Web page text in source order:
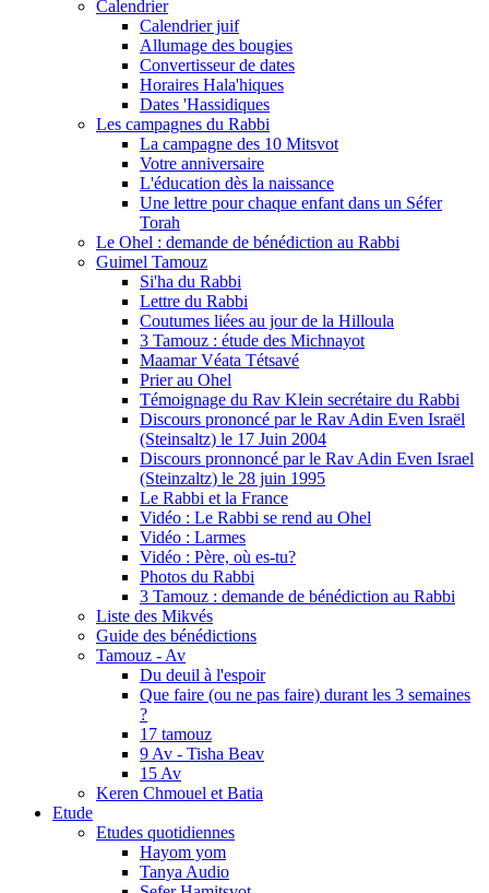
Calendrier
Calendrier juif
Allumage des bougies
Convertisseur de dates
Horaires Hala'hiques
Dates 'Hassidiques
Les campagnes du Rabbi
La campagne des 10 Mitsvot
Votre anniversaire
L'éducation dès la naissance
Une lettre pour chaque enfant dans un Séfer
Torah
Le Ohel : demande de bénédiction au Rabbi
Guimel Tamouz
Si'ha du Rabbi
Lettre du Rabbi
Coutumes liées au jour de la Hilloula
3 Tamouz : étude des Michnayot
Maamar Véata Tétsavé
Prier au Ohel
Témoignage du Rav Klein secrétaire du Rabbi
Discours prononcé par le Rav Adin Even Israël
(Steinsaltz) le 17 Juin 2004
Discours pronnoncé par le Rav Adin Even Israel
(Steinzaltz) le 28 juin 1995
Le Rabbi et la France
Vidéo : Le Rabbi se rend au Ohel
Vidéo : Larmes
Vidéo : Père, où es-tu?
Photos du Rabbi
3 Tamouz : demande de bénédiction au Rabbi
Liste des Mikvés
Guide des bénédictions
Tamouz - Av
Du deuil à l'espoir
Que faire (ou ne pas faire) durant les 3 semaines
?
17 tamouz
9 Av - Tisha Beav
15 Av
Keren Chmouel et Batia
Etude
Etudes quotidiennes
Hayom yom
Tanya Audio